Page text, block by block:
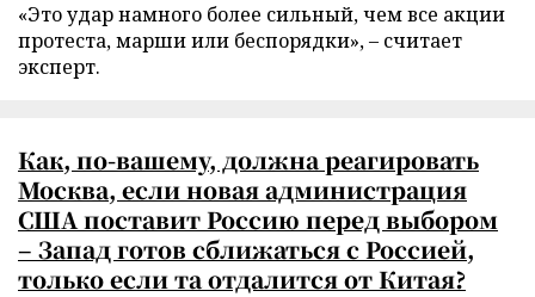
«Это удар намного более сильный, чем все акции
протеста, марши или беспорядки», – считает
эксперт.
Как, по-вашему, должна реагировать
Москва, если новая администрация
США поставит Россию перед выбором
– Запад готов сближаться с Россией,
только если та отдалится от Китая?